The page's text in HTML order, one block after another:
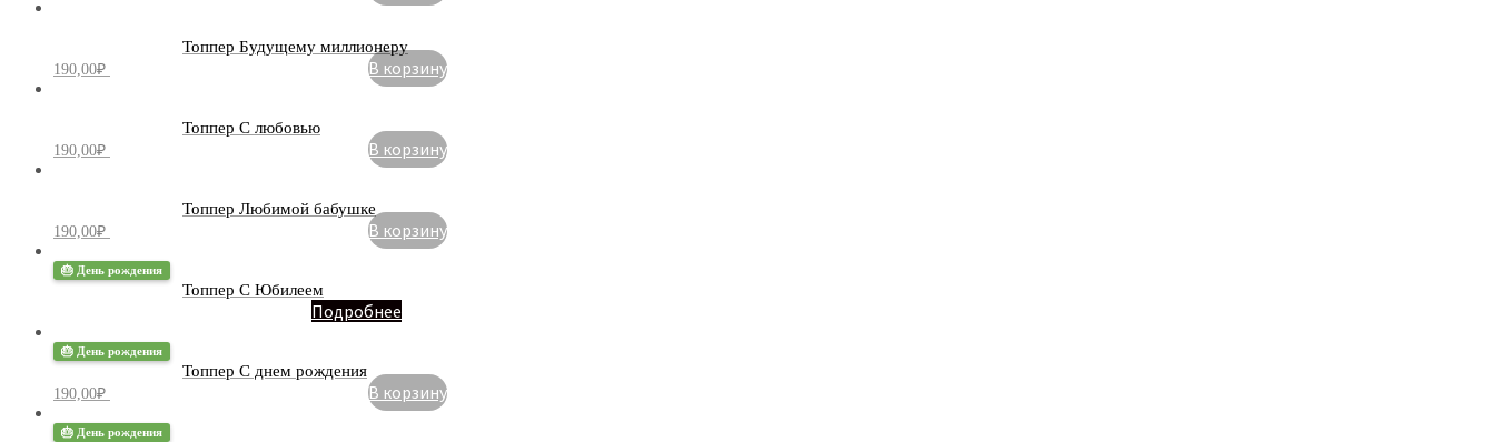
Топпер Будущему миллионеру
190,00₽ В корзину
Топпер С любовью
190,00₽ В корзину
Топпер Любимой бабушке
190,00₽ В корзину
🎂 День рождения
Топпер С Юбилеем
Подробнее
🎂 День рождения
Топпер С днем ​​рождения
190,00₽ В корзину
🎂 День рождения